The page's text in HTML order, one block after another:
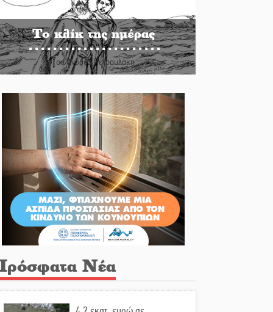
Το κλίκ της ημέρας
Του Ανδρέα Πετρουλάκη
Νέα